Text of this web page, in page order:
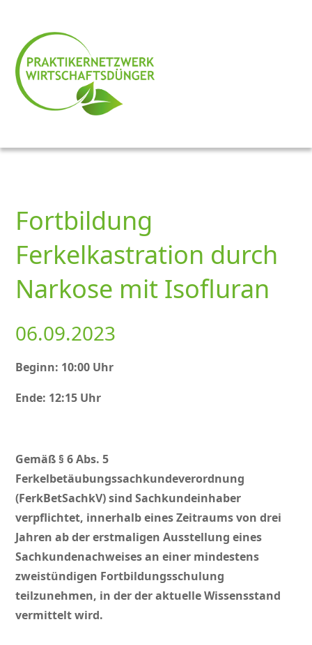
Fortbildung
Ferkelkastration durch
Narkose mit Isofluran
06.09.2023
Beginn: 10:00 Uhr
Ende: 12:15 Uhr
Gemäß § 6 Abs. 5
Ferkelbetäubungssachkundeverordnung
(FerkBetSachkV) sind Sachkundeinhaber
verpflichtet, innerhalb eines Zeitraums von drei
Jahren ab der erstmaligen Ausstellung eines
Sachkundenachweises an einer mindestens
zweistündigen Fortbildungsschulung
teilzunehmen, in der der aktuelle Wissensstand
vermittelt wird.